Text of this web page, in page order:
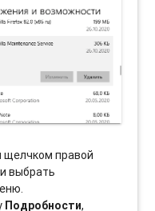
щелчком правой
выбрать
Подробности,